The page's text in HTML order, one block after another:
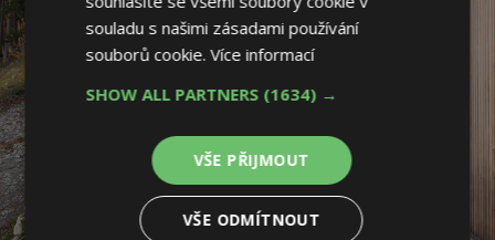
souladu s našimi zásadami používání
souborů cookie.Více informací
SHOW ALL PARTNERS (1634) →
VŠE PŘIJMOUT
VŠE ODMÍTNOUT